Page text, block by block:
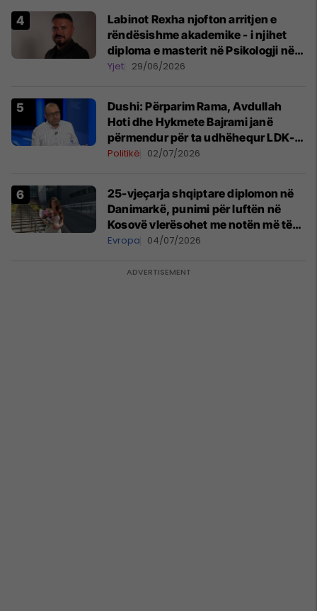
Labinot Rexha njofton arritjen e
rëndësishme akademike - i njihet
diploma e masterit në Psikologji në
Zvicër
Yjet 29/06/2026
Dushi: Përparim Rama, Avdullah
Hoti dhe Hykmete Bajrami janë
përmendur për ta udhëhequr LDK-
në
Politikë 02/07/2026
25-vjeçarja shqiptare diplomon në
Danimarkë, punimi për luftën në
Kosovë vlerësohet me notën më të
lartë
Evropa 04/07/2026